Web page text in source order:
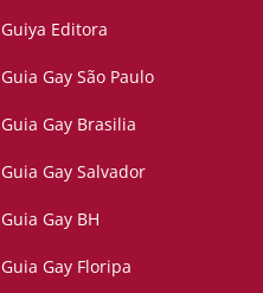
Guiya Editora
Guia Gay São Paulo
Guia Gay Brasilia
Guia Gay Salvador
Guia Gay BH
Guia Gay Floripa